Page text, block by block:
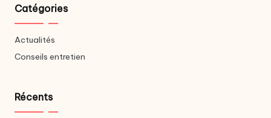
Catégories
Actualités
Conseils entretien
Récents